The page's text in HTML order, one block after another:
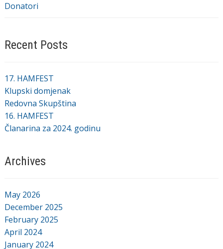
Donatori
Recent Posts
17. HAMFEST
Klupski domjenak
Redovna Skupština
16. HAMFEST
Članarina za 2024. godinu
Archives
May 2026
December 2025
February 2025
April 2024
January 2024